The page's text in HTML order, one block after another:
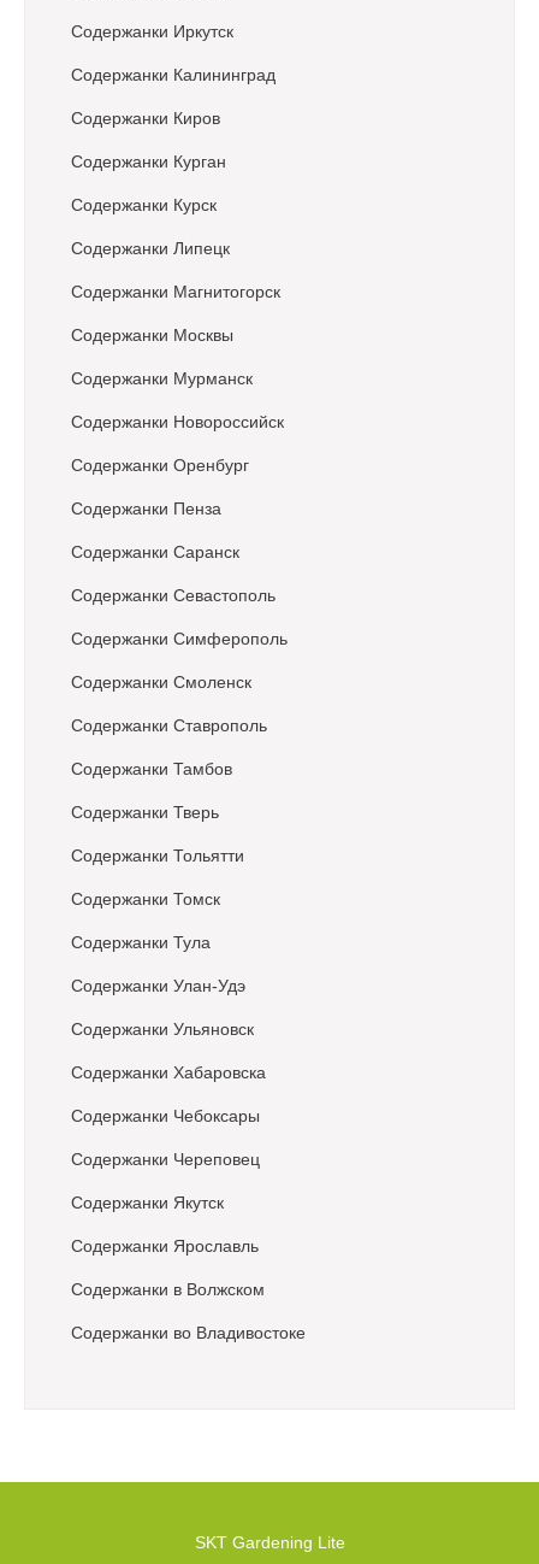
Содержанки Иркутск
Содержанки Калининград
Содержанки Киров
Содержанки Курган
Содержанки Курск
Содержанки Липецк
Содержанки Магнитогорск
Содержанки Москвы
Содержанки Мурманск
Содержанки Новороссийск
Содержанки Оренбург
Содержанки Пенза
Содержанки Саранск
Содержанки Севастополь
Содержанки Симферополь
Содержанки Смоленск
Содержанки Ставрополь
Содержанки Тамбов
Содержанки Тверь
Содержанки Тольятти
Содержанки Томск
Содержанки Тула
Содержанки Улан-Удэ
Содержанки Ульяновск
Содержанки Хабаровска
Содержанки Чебоксары
Содержанки Череповец
Содержанки Якутск
Содержанки Ярославль
Содержанки в Волжском
Содержанки во Владивостоке
SKT Gardening Lite